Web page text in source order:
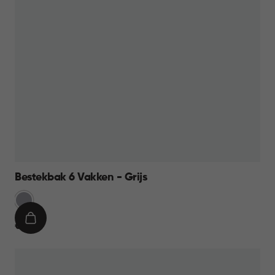
Bestekbak 6 Vakken - Grijs
Licht
Grijs
€
€ 9,95
IN